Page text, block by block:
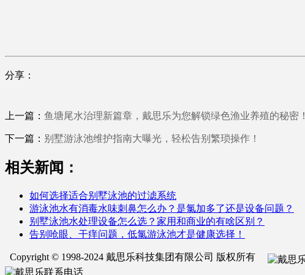
分享：
上一篇： 鱼塘尾水治理新篇章，戴思乐为您解锁绿色渔业养殖的秘密！
下一篇： 别墅游泳池维护指南大曝光，轻松告别繁琐操作！
相关新闻：
如何选择适合别墅泳池的过滤系统
游泳池水有消毒水味刺鼻怎么办？是氯加多了还是设备问题？
别墅泳池水处理设备怎么选？家用和商业的有啥区别？
告别呛眼、干痒问题，低氯游泳池才是健康选择！
Copyright © 1998-2024 戴思乐科技集团有限公司 版权所有